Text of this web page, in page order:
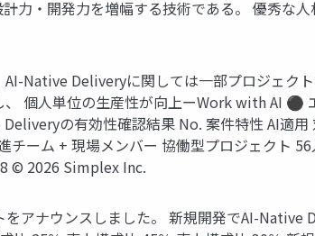
力・開発力を増幅する技術である。 優秀な
Native Deliveryに関しては一部プロジェク
個人単位の生産性が向上ーWork with AI ⚫
の有効性確認結果 No. 案件特性 AI適
ーム + 現場メンバー 協働型プロジェクト
© 2026 Simplex Inc.
アナウンスしました。 新規開発でAI-Native